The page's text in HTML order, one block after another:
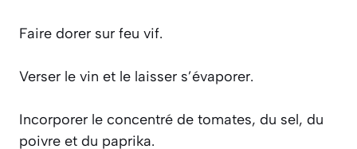
Faire dorer sur feu vif.
Verser le vin et le laisser s’évaporer.
Incorporer le concentré de tomates, du sel, du
poivre et du paprika.